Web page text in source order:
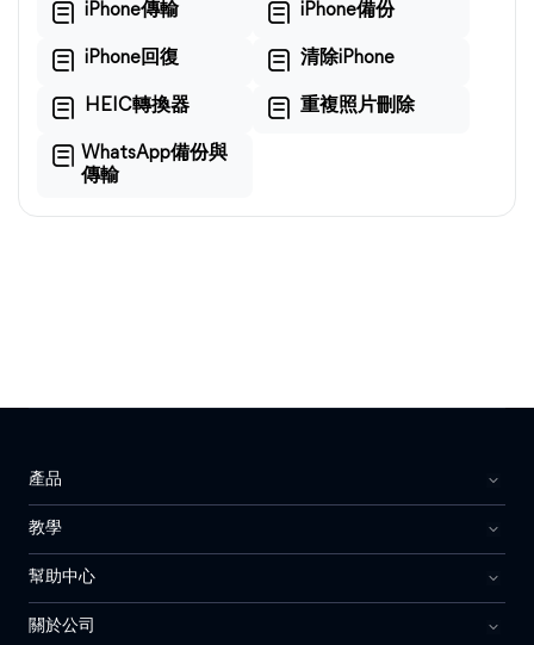
iPhone傳輸 iPhone備份
iPhone回復 清除iPhone
HEIC轉換器 重複照片刪除
WhatsApp備份與
傳輸
產品
教學
幫助中心
關於公司